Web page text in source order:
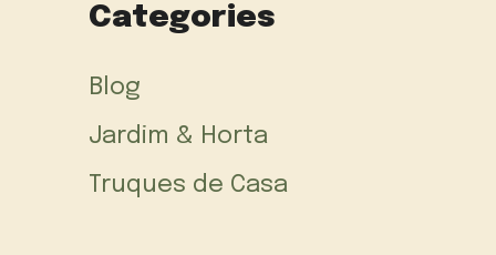
Categories
Blog
Jardim & Horta
Truques de Casa